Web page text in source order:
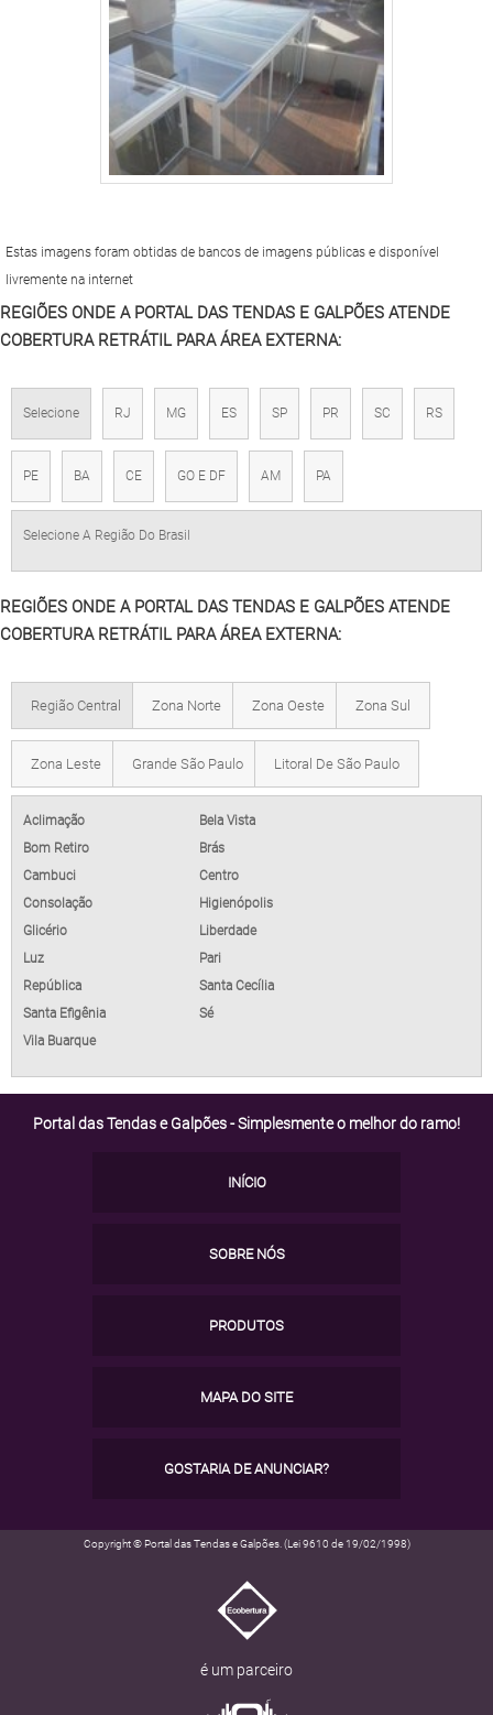
Estas imagens foram obtidas de bancos de imagens públicas e disponível
livremente na internet
REGIÕES ONDE A PORTAL DAS TENDAS E GALPÕES ATENDE
COBERTURA RETRÁTIL PARA ÁREA EXTERNA:
Selecione RJ MG ES SP PR SC RS
PE BA CE GO E DF AM PA
Selecione A Região Do Brasil
REGIÕES ONDE A PORTAL DAS TENDAS E GALPÕES ATENDE
COBERTURA RETRÁTIL PARA ÁREA EXTERNA:
Região Central Zona Norte Zona Oeste Zona Sul
Zona Leste Grande São Paulo Litoral De São Paulo
Aclimação
Bela Vista
Bom Retiro
Brás
Cambuci
Centro
Consolação
Higienópolis
Glicério
Liberdade
Luz
Pari
República
Santa Cecília
Santa Efigênia
Sé
Vila Buarque
Portal das Tendas e Galpões - Simplesmente o melhor do ramo!
INÍCIO
SOBRE NÓS
PRODUTOS
MAPA DO SITE
GOSTARIA DE ANUNCIAR?
Copyright © Portal das Tendas e Galpões. (Lei 9610 de 19/02/1998)
é um parceiro